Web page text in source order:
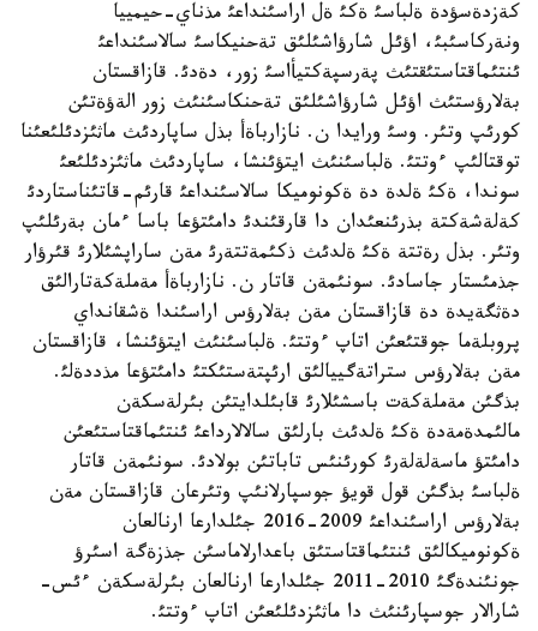
كةزدةسؤدة ةلباسئ ةكئ ةل اراسئنداعئ مذناي-حيمييا
ونةركاسئبئ، اؤئل شارؤاشئلئق تةحنيكاسئ سالاسئنداعئ
ئنتئماقتاستئقتئث پةرسپةكتيأاسئ زور، دةدئ. قازاقستان
بةلارؤستئث اؤئل شارؤاشئلئق تةحنكاسئنئث زور الةؤةتئن
كورئپ وتئر. وسئ ورايدا ن. نازارباةأ بذل ساپاردئث ماثئزدئلئعئنا
توقتالئپ ءوتتئ. ةلباسئنئث ايتؤئنشا، ساپاردئث ماثئزدئلئعئ
سوندا، ةكئ ةلدة دة ةكونوميكا سالاسئنداعئ قارئم-قاتئناستاردئ
كةلةشةكتة بذرئنعئدان دا قارقئندئ دامئتؤعا باسا ءمان بةرئلئپ
وتئر. بذل رةتتة ةكئ ةلدئث ذكئمةتتةرئ مةن ساراپشئلارئ قئرؤار
جذمئستار جاسادئ. سونئمةن قاتار ن. نازارباةأ مةملةكةتارالئق
دةثگةيدة دة قازاقستان مةن بةلارؤس اراسئندا ةشقانداي
پروبلةما جوقتئعئن اتاپ ءوتتئ. ةلباسئنئث ايتؤئنشا، قازاقستان
مةن بةلارؤس ستراتةگييالئق ارئپتةستئكتئ دامئتؤعا مذددةلئ.
بذگئن مةملةكةت باسشئلارئ قابئلدايتئن بئرلةسكةن
مالئمدةمةدة ةكئ ةلدئث بارلئق سالالارداعئ ئنتئماقتاستئعئن
دامئتؤ ماسةلةلةرئ كورئنئس تاباتئن بولادئ. سونئمةن قاتار
ةلباسئ بذگئن قول قويؤ جوسپارلانئپ وتئرعان قازاقستان مةن
بةلارؤس اراسئنداعئ 2009-2016 جئلدارعا ارنالعان
ةكونوميكالئق ئنتئماقتاستئق باعدارلاماسئن جذزةگة اسئرؤ
جونئندةگئ 2010-2011 جئلدارعا ارنالعان بئرلةسكةن ءئس-
شارالار جوسپارئنئث دا ماثئزدئلئعئن اتاپ ءوتتئ.